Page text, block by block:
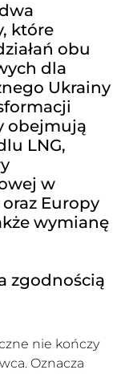
które
obu
dla
Ukrainy
obejmują
LNG,
w
Europy
wymianę
zgodnością
nie kończy
Oznacza